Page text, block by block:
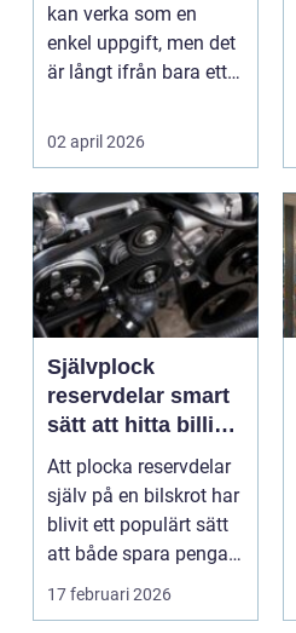
kan verka som en
enkel uppgift, men det
är långt ifrån bara ett
02 april 2026
Självplock
reservdelar smart
sätt att hitta billiga
bildelar
Att plocka reservdelar
själv på en bilskrot har
blivit ett populärt sätt
att både spara pengar
och g...
17 februari 2026